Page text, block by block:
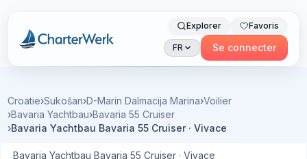
Charterwerk
Explorer Favoris
FR Se connecter
Croatie›Sukošan›D-Marin Dalmacija Marina›Voilier
›Bavaria Yachtbau›Bavaria 55 Cruiser
›Bavaria Yachtbau Bavaria 55 Cruiser · Vivace
Bavaria Yachtbau Bavaria 55 Cruiser · Vivace